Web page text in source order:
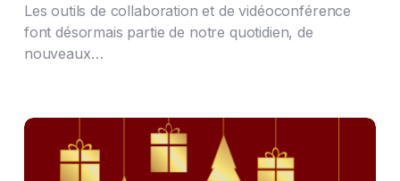
Les outils de collaboration et de vidéoconférence
font désormais partie de notre quotidien, de
nouveaux…